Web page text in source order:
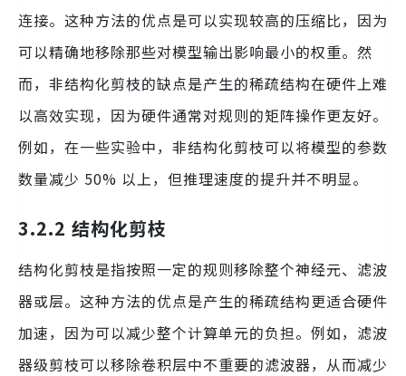
连接。这种方法的优点是可以实现较高的压缩比，因为
可以精确地移除那些对模型输出影响最小的权重。然
而，非结构化剪枝的缺点是产生的稀疏结构在硬件上难
以高效实现，因为硬件通常对规则的矩阵操作更友好。
例如，在一些实验中，非结构化剪枝可以将模型的参数
数量减少 50% 以上，但推理速度的提升并不明显。
3.2.2 结构化剪枝
结构化剪枝是指按照一定的规则移除整个神经元、滤波
器或层。这种方法的优点是产生的稀疏结构更适合硬件
加速，因为可以减少整个计算单元的负担。例如，滤波
器级剪枝可以移除卷积层中不重要的滤波器，从而减少